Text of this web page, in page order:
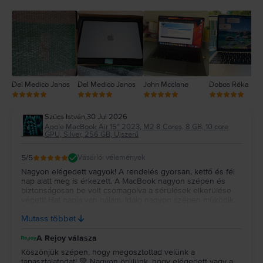
2
Del Medico Janos Del Medico Janos John Mcclane Dobos Réka
Szűcs István,30 Jul 2026
Apple MacBook Air 15″ 2023, M2 8 Cores, 8 GB, 10 core
GPU, Silver, 256 GB, Újszerű
5/5 Vásárlói vélemények
Nagyon elégedett vagyok! A rendelés gyorsan, kettő és fél
nap alatt meg is érkezett. A MacBook nagyon szépen és
biztonságosan be volt csomagolva a sérülések elkerülése
Remélem még nagyon sokáig jól fog működni! Köszönöm!!!
Mutass többet
A Rejoy válasza
Köszönjük szépen, hogy megosztottad velünk a